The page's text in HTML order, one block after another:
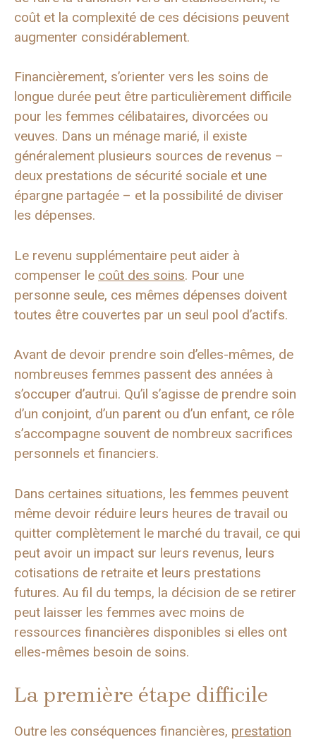
coût et la complexité de ces décisions peuvent
augmenter considérablement.
Financièrement, s’orienter vers les soins de
longue durée peut être particulièrement difficile
pour les femmes célibataires, divorcées ou
veuves. Dans un ménage marié, il existe
généralement plusieurs sources de revenus –
deux prestations de sécurité sociale et une
épargne partagée – et la possibilité de diviser
les dépenses.
Le revenu supplémentaire peut aider à
compenser le coût des soins. Pour une
personne seule, ces mêmes dépenses doivent
toutes être couvertes par un seul pool d’actifs.
Avant de devoir prendre soin d’elles-mêmes, de
nombreuses femmes passent des années à
s’occuper d’autrui. Qu’il s’agisse de prendre soin
d’un conjoint, d’un parent ou d’un enfant, ce rôle
s’accompagne souvent de nombreux sacrifices
personnels et financiers.
Dans certaines situations, les femmes peuvent
même devoir réduire leurs heures de travail ou
quitter complètement le marché du travail, ce qui
peut avoir un impact sur leurs revenus, leurs
cotisations de retraite et leurs prestations
futures. Au fil du temps, la décision de se retirer
peut laisser les femmes avec moins de
ressources financières disponibles si elles ont
elles-mêmes besoin de soins.
La première étape difficile
Outre les conséquences financières, prestation